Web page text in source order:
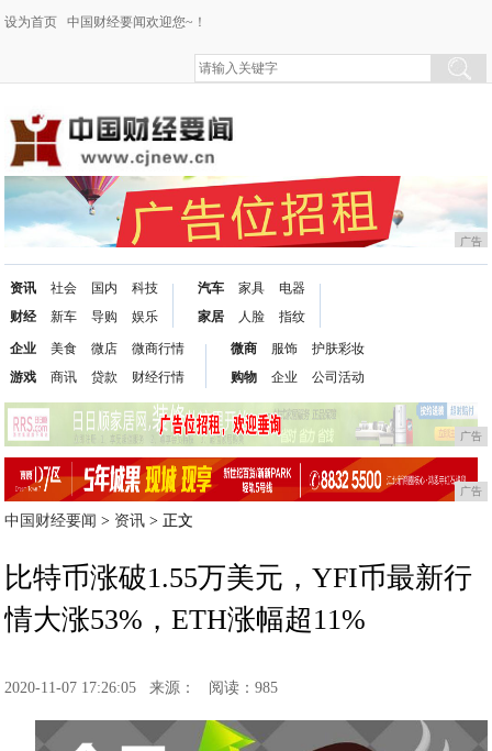
设为首页 中国财经要闻欢迎您~！
广告
资讯
财经
社会
新车
国内
导购
科技
娱乐
汽车
家居
家具
人脸
电器
指纹
企业
游戏
美食
商讯
微店
贷款
微商行情
财经行情
微商
购物
服饰
企业
护肤彩妆
公司活动
广告
广告
中国财经要闻 > 资讯 > 正文
比特币涨破1.55万美元，YFI币最新行
情大涨53%，ETH涨幅超11%
2020-11-07 17:26:05 来源： 阅读：985